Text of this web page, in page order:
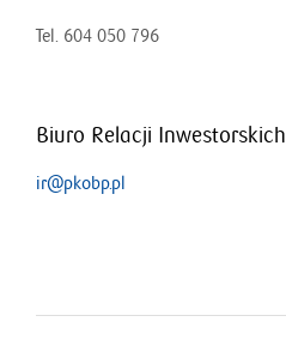
Tel. 604 050 796
Biuro Relacji Inwestorskich
ir@pkobp.pl